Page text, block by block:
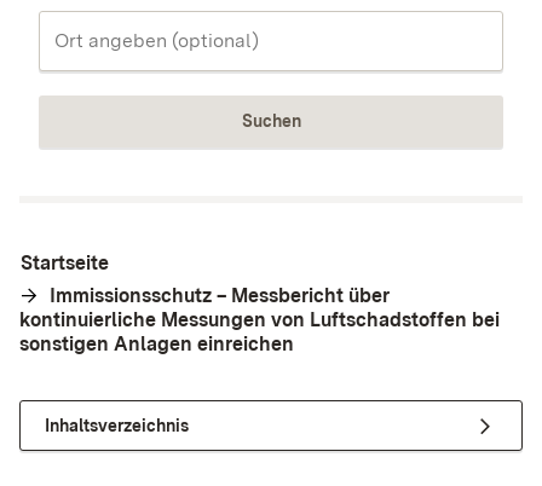
Suchen
Startseite
Immissionsschutz – Messbericht über
kontinuierliche Messungen von Luftschadstoffen bei
sonstigen Anlagen einreichen
Inhaltsverzeichnis